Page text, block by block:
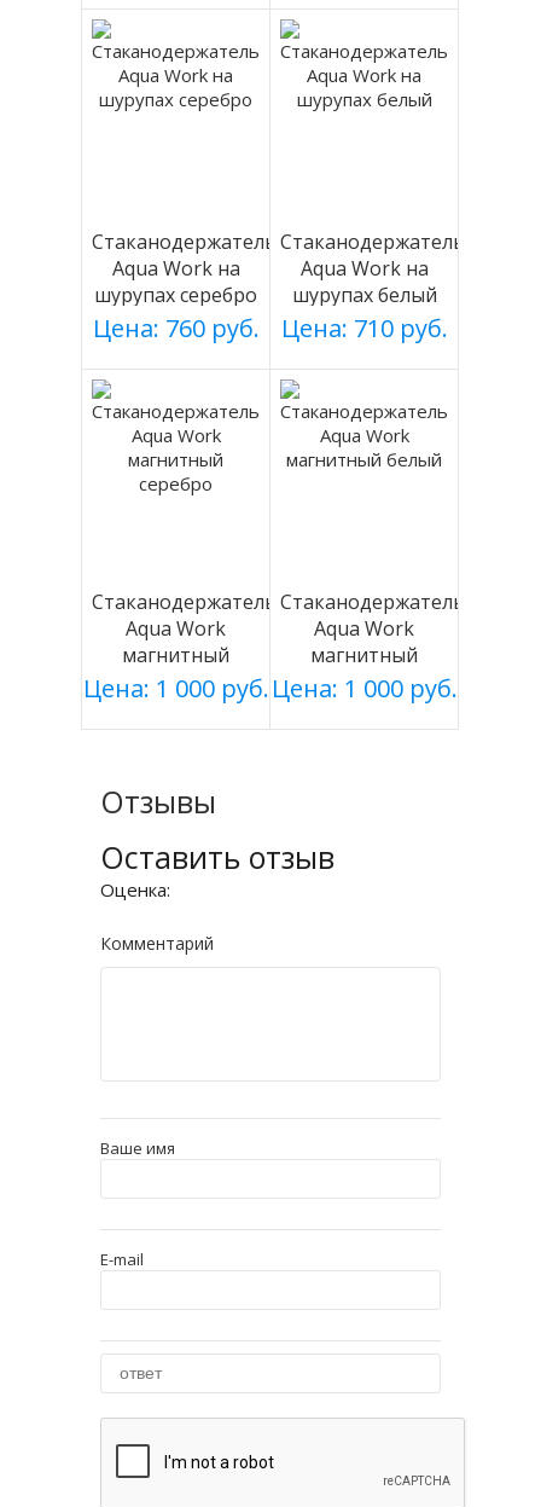
Стаканодержатель
Aqua Work на
шурупах серебро
Цена: 760 руб.
Стаканодержатель
Aqua Work на
шурупах белый
Цена: 710 руб.
Стаканодержатель
Aqua Work
магнитный
серебро
Цена: 1 000 руб.
Стаканодержатель
Aqua Work
магнитный
белый
Цена: 1 000 руб.
Отзывы
Оставить отзыв
Оценка:
Комментарий
Ваше имя
E-mail